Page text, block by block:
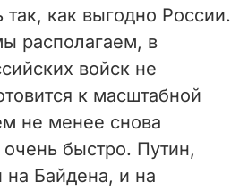
так, как выгодно России.
располагаем, в
войск не
к масштабной
не менее снова
быстро. Путин,
на Байдена, и на